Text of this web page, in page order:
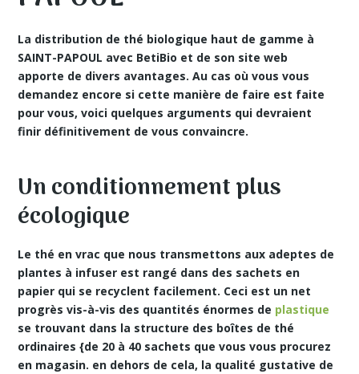
La distribution de thé biologique haut de gamme à
SAINT-PAPOUL avec BetiBio et de son site web
apporte de divers avantages. Au cas où vous vous
demandez encore si cette manière de faire est faite
pour vous, voici quelques arguments qui devraient
finir définitivement de vous convaincre.
Un conditionnement plus
écologique
Le thé en vrac que nous transmettons aux adeptes de
plantes à infuser est rangé dans des sachets en
papier qui se recyclent facilement. Ceci est un net
progrès vis-à-vis des quantités énormes de plastique
se trouvant dans la structure des boîtes de thé
ordinaires {de 20 à 40 sachets que vous vous procurez
en magasin. en dehors de cela, la qualité gustative de